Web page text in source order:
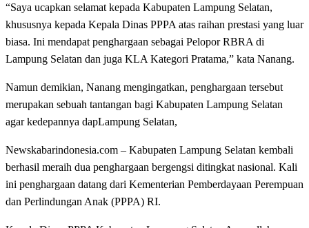
“Saya ucapkan selamat kepada Kabupaten Lampung Selatan,
khususnya kepada Kepala Dinas PPPA atas raihan prestasi yang luar
biasa. Ini mendapat penghargaan sebagai Pelopor RBRA di
Lampung Selatan dan juga KLA Kategori Pratama,” kata Nanang.
Namun demikian, Nanang mengingatkan, penghargaan tersebut
merupakan sebuah tantangan bagi Kabupaten Lampung Selatan
agar kedepannya dapLampung Selatan,
Newskabarindonesia.com – Kabupaten Lampung Selatan kembali
berhasil meraih dua penghargaan bergengsi ditingkat nasional. Kali
ini penghargaan datang dari Kementerian Pemberdayaan Perempuan
dan Perlindungan Anak (PPPA) RI.